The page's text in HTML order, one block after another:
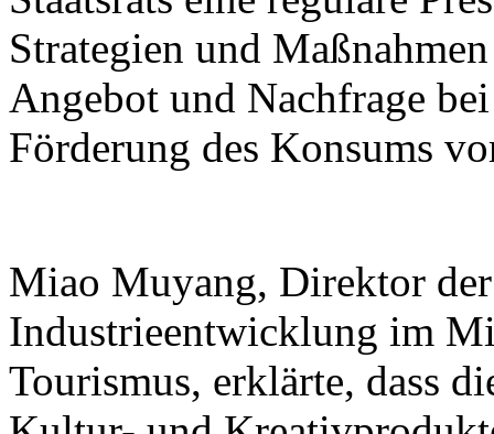
Strategien und
Angebot und Nachfrage
Förderung des Konsums
Miao Muyang, Direktor
Industrieentwicklung im
Tourismus, erklärte, dass